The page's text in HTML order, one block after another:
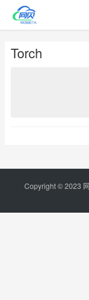
Torch
Copyright © 2023